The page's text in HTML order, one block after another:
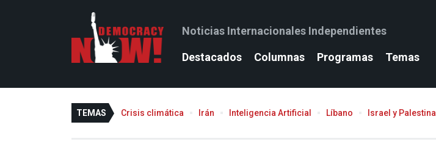
Noticias Internacionales Independientes
Destacados Columnas Programas Temas
TEMAS Crisis climática Irán Inteligencia Artificial Líbano Israel y Palestina